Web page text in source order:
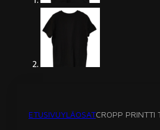
ETUSIVUYLÄOSATCROPP PRINTTI